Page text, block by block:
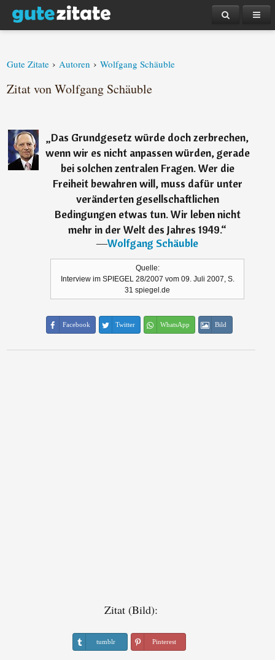
Gute Zitate › Autoren › Wolfgang Schäuble
Zitat von Wolfgang Schäuble
„Das Grundgesetz würde doch zerbrechen,
wenn wir es nicht anpassen würden, gerade
bei solchen zentralen Fragen. Wer die
Freiheit bewahren will, muss dafür unter
veränderten gesellschaftlichen
Bedingungen etwas tun. Wir leben nicht
mehr in der Welt des Jahres 1949.“
―Wolfgang Schäuble
Quelle:
Interview im SPIEGEL 28/2007 vom 09. Juli 2007, S.
31 spiegel.de
Facebook Twitter WhatsApp Bild
Zitat (Bild):
tumblr Pinterest